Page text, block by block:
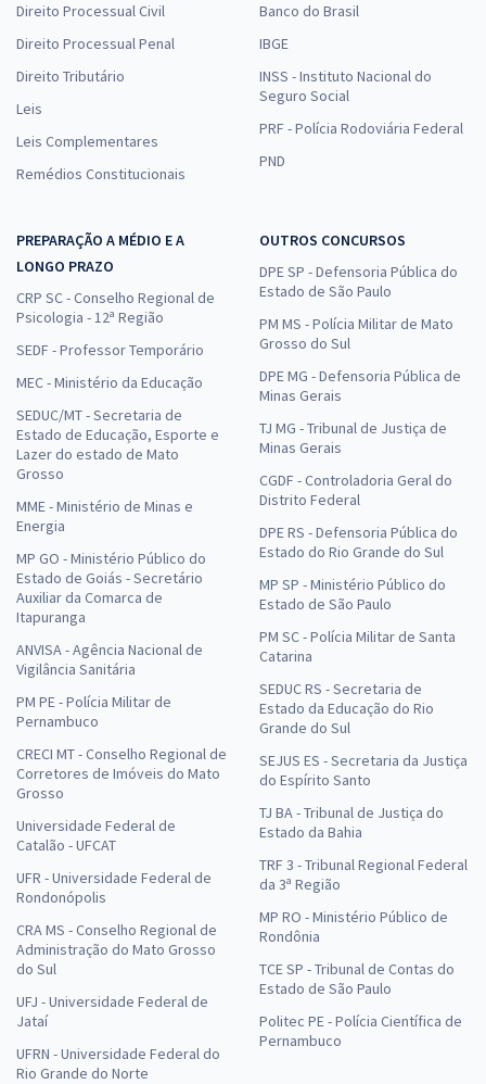
Direito Processual Civil
Direito Processual Penal
Direito Tributário
Leis
Leis Complementares
Remédios Constitucionais
Banco do Brasil
IBGE
INSS - Instituto Nacional do
Seguro Social
PRF - Polícia Rodoviária Federal
PND
PREPARAÇÃO A MÉDIO E A
LONGO PRAZO
CRP SC - Conselho Regional de
Psicologia - 12ª Região
SEDF - Professor Temporário
MEC - Ministério da Educação
SEDUC/MT - Secretaria de
Estado de Educação, Esporte e
Lazer do estado de Mato
Grosso
MME - Ministério de Minas e
Energia
MP GO - Ministério Público do
Estado de Goiás - Secretário
Auxiliar da Comarca de
Itapuranga
ANVISA - Agência Nacional de
Vigilância Sanitária
PM PE - Polícia Militar de
Pernambuco
CRECI MT - Conselho Regional de
Corretores de Imóveis do Mato
Grosso
Universidade Federal de
Catalão - UFCAT
UFR - Universidade Federal de
Rondonópolis
CRA MS - Conselho Regional de
Administração do Mato Grosso
do Sul
UFJ - Universidade Federal de
Jataí
UFRN - Universidade Federal do
Rio Grande do Norte
OUTROS CONCURSOS
DPE SP - Defensoria Pública do
Estado de São Paulo
PM MS - Polícia Militar de Mato
Grosso do Sul
DPE MG - Defensoria Pública de
Minas Gerais
TJ MG - Tribunal de Justiça de
Minas Gerais
CGDF - Controladoria Geral do
Distrito Federal
DPE RS - Defensoria Pública do
Estado do Rio Grande do Sul
MP SP - Ministério Público do
Estado de São Paulo
PM SC - Polícia Militar de Santa
Catarina
SEDUC RS - Secretaria de
Estado da Educação do Rio
Grande do Sul
SEJUS ES - Secretaria da Justiça
do Espírito Santo
TJ BA - Tribunal de Justiça do
Estado da Bahia
TRF 3 - Tribunal Regional Federal
da 3ª Região
MP RO - Ministério Público de
Rondônia
TCE SP - Tribunal de Contas do
Estado de São Paulo
Politec PE - Polícia Científica de
Pernambuco